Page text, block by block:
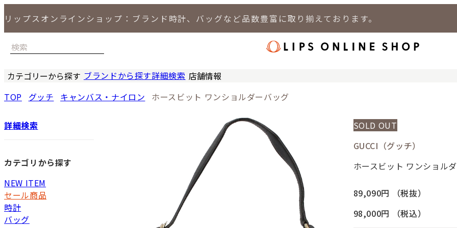
リップスオンラインショップ：ブランド時計、バッグなど品数豊富に取り揃えております。
カテゴリーから探す ブランドから探す詳細検索 店舗情報
TOP グッチ キャンバス・ナイロン ホースビット ワンショルダーバッグ
詳細検索
カテゴリから探す
NEW ITEM
セール商品
時計
バッグ
SOLD OUT
GUCCI（グッチ）
ホースビット ワンショル
89,090円
（税抜）
98,000円
（税込）